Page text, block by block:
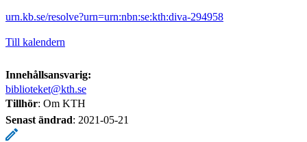
urn.kb.se/resolve?urn=urn:nbn:se:kth:diva-294958
Till kalendern
Innehållsansvarig:
biblioteket@kth.se
Tillhör: Om KTH
Senast ändrad: 2021-05-21